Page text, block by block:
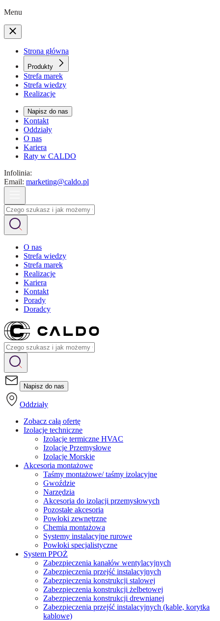
Menu
Strona główna
Produkty
Strefa marek
Strefa wiedzy
Realizacje
Napisz do nas
Kontakt
Oddziały
O nas
Kariera
Raty w CALDO
Infolinia:
Email: marketing@caldo.pl
O nas
Strefa wiedzy
Strefa marek
Realizacje
Kariera
Kontakt
Porady
Doradcy
Napisz do nas
Oddziały
Zobacz całą ofertę
Izolacje techniczne
Izolacje termiczne HVAC
Izolacje Przemysłowe
Izolacje Morskie
Akcesoria montażowe
Taśmy montażowe/ taśmy izolacyjne
Gwoździe
Narzędzia
Akcesoria do izolacji przemysłowych
Pozostałe akcesoria
Powłoki zewnętrzne
Chemia montażowa
Systemy instalacyjne rurowe
Powłoki specjalistyczne
System PPOŻ
Zabezpieczenia kanałów wentylacyjnych
Zabezpieczenia przejść instalacyjnych
Zabezpieczenia konstrukcji stalowej
Zabezpieczenia konstrukcji żelbetowej
Zabezpieczenia konstrukcji drewnianej
Zabezpieczenia przejść instalacyjnych (kable, korytka
kablowe)